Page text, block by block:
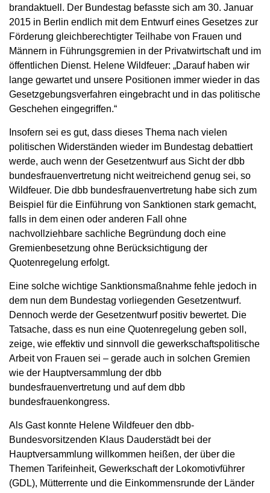
brandaktuell. Der Bundestag befasste sich am 30. Januar
2015 in Berlin endlich mit dem Entwurf eines Gesetzes zur
Förderung gleichberechtigter Teilhabe von Frauen und
Männern in Führungsgremien in der Privatwirtschaft und im
öffentlichen Dienst. Helene Wildfeuer: „Darauf haben wir
lange gewartet und unsere Positionen immer wieder in das
Gesetzgebungsverfahren eingebracht und in das politische
Geschehen eingegriffen.“
Insofern sei es gut, dass dieses Thema nach vielen
politischen Widerständen wieder im Bundestag debattiert
werde, auch wenn der Gesetzentwurf aus Sicht der dbb
bundesfrauenvertretung nicht weitreichend genug sei, so
Wildfeuer. Die dbb bundesfrauenvertretung habe sich zum
Beispiel für die Einführung von Sanktionen stark gemacht,
falls in dem einen oder anderen Fall ohne
nachvollziehbare sachliche Begründung doch eine
Gremienbesetzung ohne Berücksichtigung der
Quotenregelung erfolgt.
Eine solche wichtige Sanktionsmaßnahme fehle jedoch in
dem nun dem Bundestag vorliegenden Gesetzentwurf.
Dennoch werde der Gesetzentwurf positiv bewertet. Die
Tatsache, dass es nun eine Quotenregelung geben soll,
zeige, wie effektiv und sinnvoll die gewerkschaftspolitische
Arbeit von Frauen sei – gerade auch in solchen Gremien
wie der Hauptversammlung der dbb
bundesfrauenvertretung und auf dem dbb
bundesfrauenkongress.
Als Gast konnte Helene Wildfeuer den dbb-
Bundesvorsitzenden Klaus Dauderstädt bei der
Hauptversammlung willkommen heißen, der über die
Themen Tarifeinheit, Gewerkschaft der Lokomotivführer
(GDL), Mütterrente und die Einkommensrunde der Länder